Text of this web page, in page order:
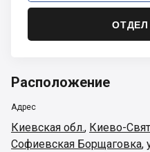
Расположение
Адрес
Киевская обл., Киево-
Софиевская Борщаговка,